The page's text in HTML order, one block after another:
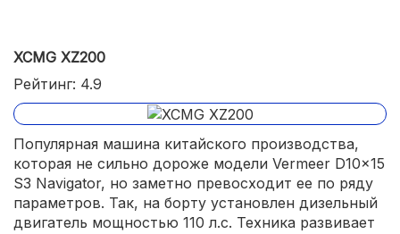
XCMG XZ200
Рейтинг: 4.9
Популярная машина китайского производства,
которая не сильно дороже модели Vermeer D10x15
S3 Navigator, но заметно превосходит ее по ряду
параметров. Так, на борту установлен дизельный
двигатель мощностью 110 л.с. Техника развивает